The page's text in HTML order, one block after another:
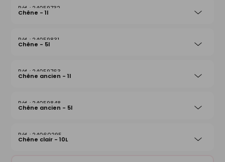
24059732
Chêne - 1l
24059831
Chêne - 5l
24059763
Chêne ancien - 1l
24059848
Chêne ancien - 5l
24060295
Chêne clair - 10L